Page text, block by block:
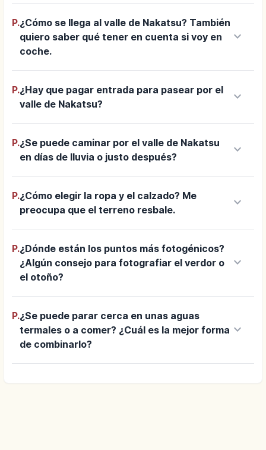
P.¿Cómo se llega al valle de Nakatsu? También
quiero saber qué tener en cuenta si voy en
coche.
keyboard_arrow_down
P.¿Hay que pagar entrada para pasear por el
valle de Nakatsu?
keyboard_arrow_down
P.¿Se puede caminar por el valle de Nakatsu
en días de lluvia o justo después?
keyboard_arrow_down
P.¿Cómo elegir la ropa y el calzado? Me
preocupa que el terreno resbale.
keyboard_arrow_down
P.¿Dónde están los puntos más fotogénicos?
¿Algún consejo para fotografiar el verdor o
el otoño?
keyboard_arrow_down
P.¿Se puede parar cerca en unas aguas
termales o a comer? ¿Cuál es la mejor forma
de combinarlo?
keyboard_arrow_down